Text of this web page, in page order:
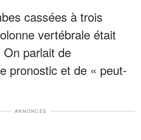
cassées à trois
vertébrale était
parlait de
pronostic et de « peut-
ANNONCES